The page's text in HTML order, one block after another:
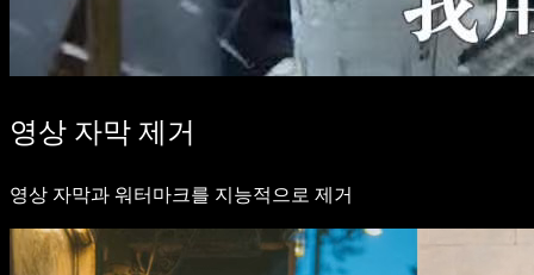
영상 자막 제거
영상 자막과 워터마크를 지능적으로 제거